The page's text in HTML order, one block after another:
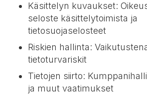
Käsittelyn kuvaukset:
seloste käsittelytoimista ja
tietosuojaselosteet
Riskien hallinta:
tietoturvariskit
Tietojen siirto:
ja muut vaatimukset